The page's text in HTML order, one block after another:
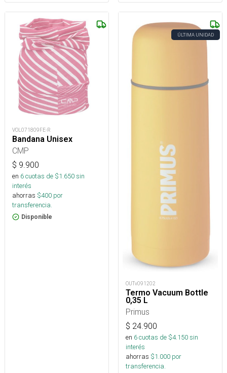
VOL071809FE-R
Bandana Unisex
CMP
$ 9.900
en 6cuotas de $1.650sin
interés
ahorras $400 por
transferencia.
Disponible
ÚLTIMA UNIDAD
OUTv091202
Termo Vacuum Bottle
0,35 L
Primus
$ 24.900
en 6cuotas de $4.150sin
interés
ahorras $1.000 por
transferencia.